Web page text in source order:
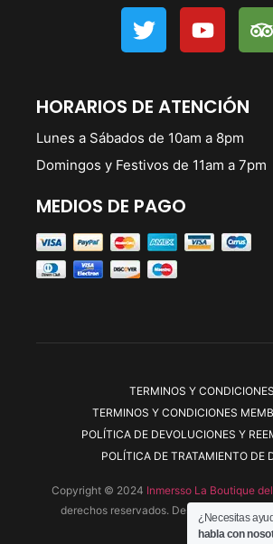
HORARIOS DE ATENCIÓN
Lunes a Sábados de 10am a 8pm
Domingos y Festivos de 11am a 7pm
MEDIOS DE PAGO
TERMINOS Y CONDICIONES
TERMINOS Y CONDICIONES
POLÍTICA DE DEVOLUCIONES Y
POLÍTICA DE TRATAMIENTO DE
Copyright © 2024 Inmersso La Boutique
derechos reservados. Desarrollada por
¿Necesitas
habla con